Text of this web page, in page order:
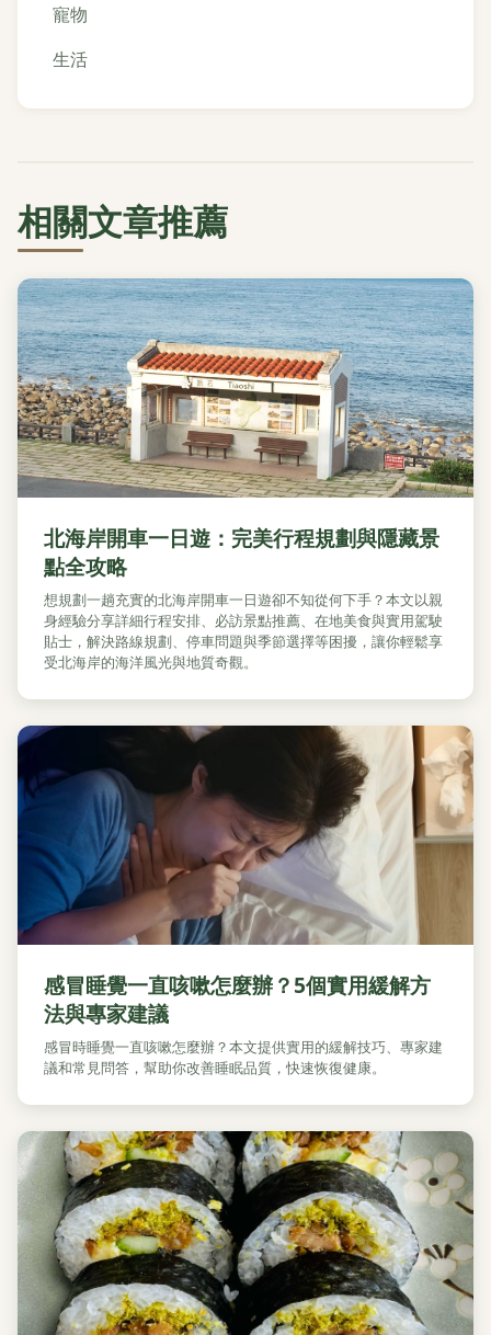
寵物
生活
相關文章推薦
北海岸開車一日遊：完美行程規劃與隱藏景
點全攻略
想規劃一趟充實的北海岸開車一日遊卻不知從何下手？本文以親
身經驗分享詳細行程安排、必訪景點推薦、在地美食與實用駕駛
貼士，解決路線規劃、停車問題與季節選擇等困擾，讓你輕鬆享
受北海岸的海洋風光與地質奇觀。
感冒睡覺一直咳嗽怎麼辦？5個實用緩解方
法與專家建議
感冒時睡覺一直咳嗽怎麼辦？本文提供實用的緩解技巧、專家建
議和常見問答，幫助你改善睡眠品質，快速恢復健康。